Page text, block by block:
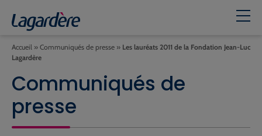
Accueil » Communiqués de presse » Les lauréats 2011 de la Fondation Jean-Luc
Lagardère
Communiqués de
presse